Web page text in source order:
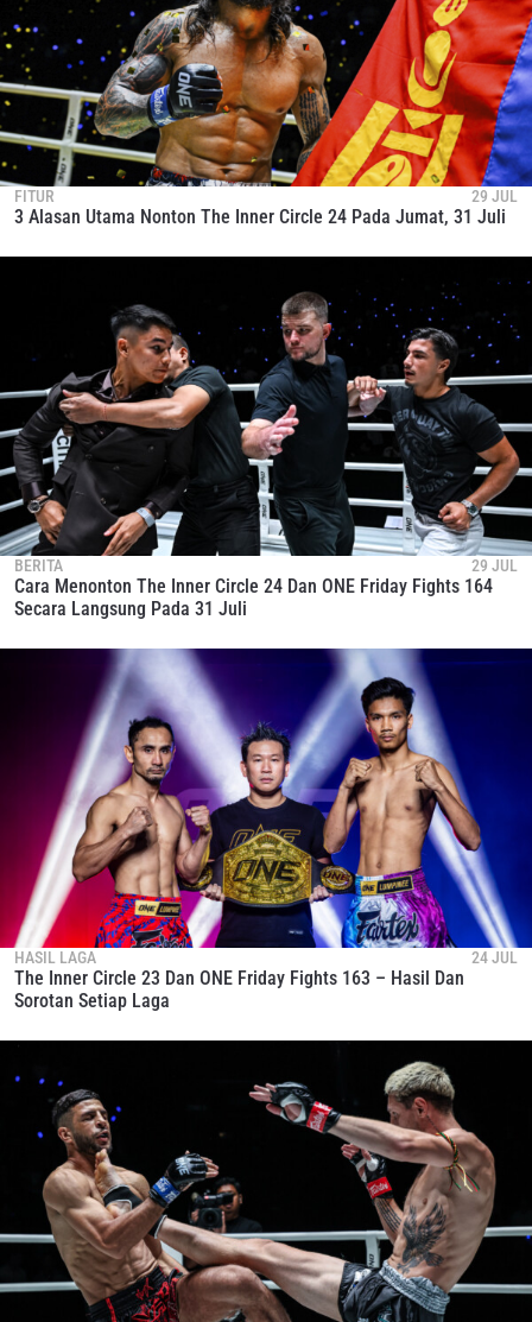
FITUR 29 JUL
3 Alasan Utama Nonton The Inner Circle 24 Pada Jumat, 31 Juli
BERITA 29 JUL
Cara Menonton The Inner Circle 24 Dan ONE Friday Fights 164
Secara Langsung Pada 31 Juli
HASIL LAGA 24 JUL
The Inner Circle 23 Dan ONE Friday Fights 163 – Hasil Dan
Sorotan Setiap Laga